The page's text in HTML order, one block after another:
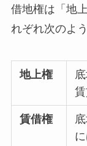
借地権は「地
れぞれ次のよ
地上権
賃借権